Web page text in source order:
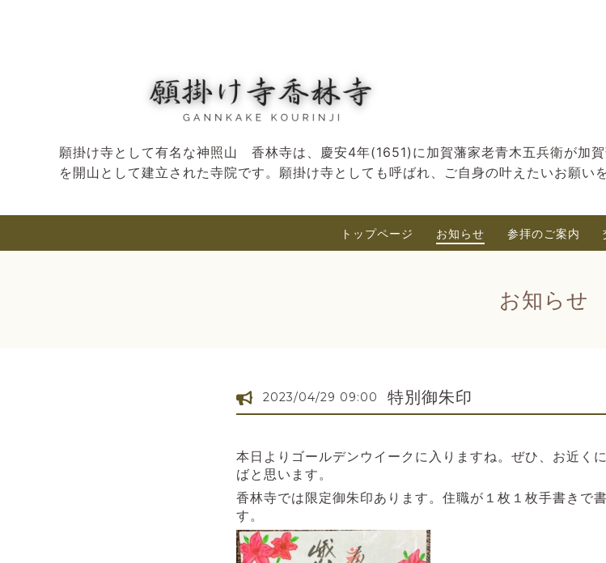
願掛け寺として有名な神照山 香林寺は、慶安4年(1651)に加賀藩家老青木五兵衛が加
を開山として建立された寺院です。願掛け寺としても呼ばれ、ご自身の叶えたいお願い
トップページ お知らせ 参拝のご案内
お知らせ
2023/04/29 09:00 特別御朱印
本日よりゴールデンウイークに入りますね。ぜひ、お近く
ばと思います。
香林寺では限定御朱印あります。住職が１枚１枚手書きで
す。